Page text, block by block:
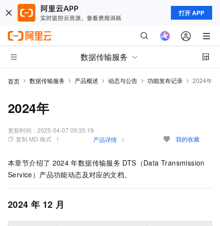
打开 APP
数据传输服务
首页 数据传输服务 产品概述 动态与公告 功能发布记录 2024年
2024年
更新时间： 2025-04-07 09:35:19
复制 MD 格式
产品详情 我的收藏
本章节介绍了 2024 年数据传输服务 DTS（Data Transmission
Service）产品功能动态及对应的文档。
2024 年 12 月